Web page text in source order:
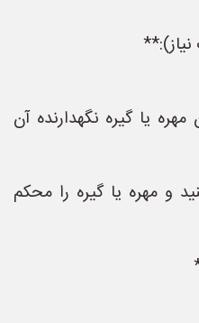
یا گیره نگهدارنده آن
و مهره یا گیره را محکم